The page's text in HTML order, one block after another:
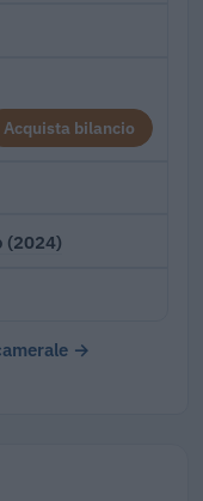
Acquista bilancio
(2024)
→